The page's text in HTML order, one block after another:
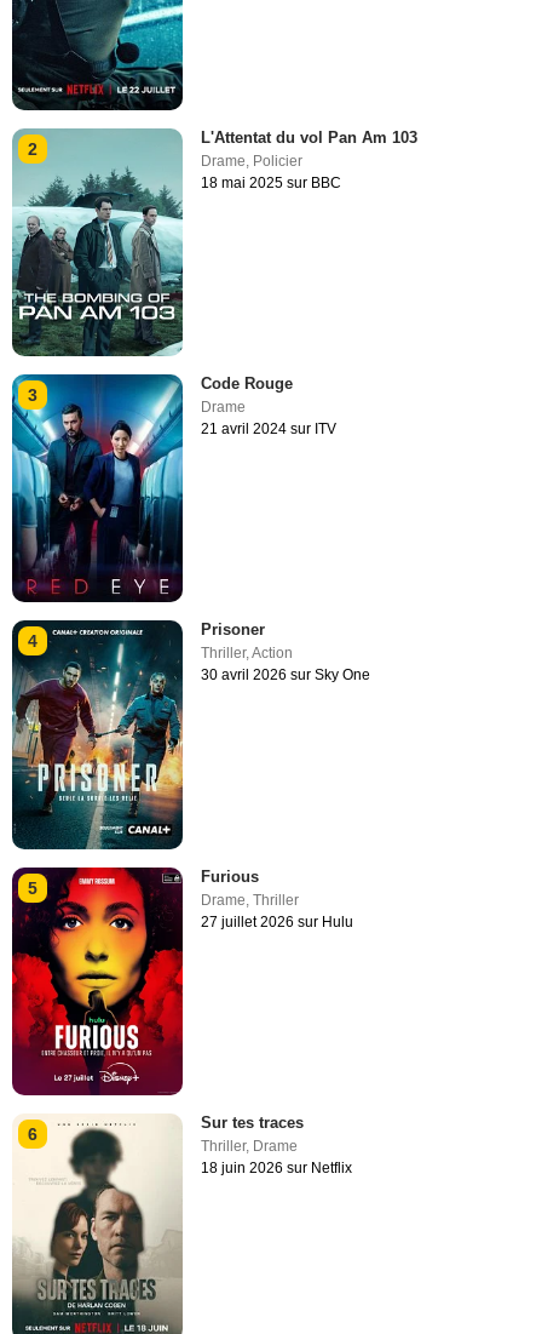
2
L'Attentat du vol Pan Am 103
Drame Policier
18 mai 2025 sur BBC
3
Code Rouge
Drame
21 avril 2024 sur ITV
4
Prisoner
Thriller,Action
30 avril 2026 sur Sky One
5
Furious
Drame ,Thriller
27 juillet 2026 sur Hulu
6
Sur tes traces
Thriller, Drame
18 juin 2026 sur Netflix